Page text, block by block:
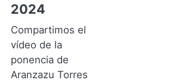
2024
Compartimos el
vídeo de la
ponencia de
Aranzazu Torres